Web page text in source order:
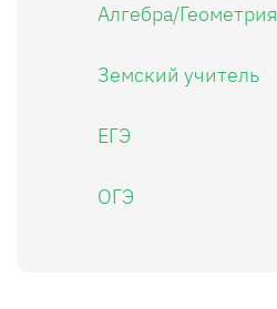
Алгебра/Геометрия
Земский учитель
ЕГЭ
ОГЭ